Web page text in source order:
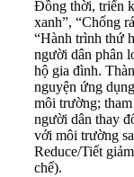
Đồng thời, triển
xanh”, “Chống
“Hành trình thứ
người dân phân
hộ gia đình.
nguyện ứng
môi trường;
người dân thay
với môi trường
Reduce/Tiết
chế).